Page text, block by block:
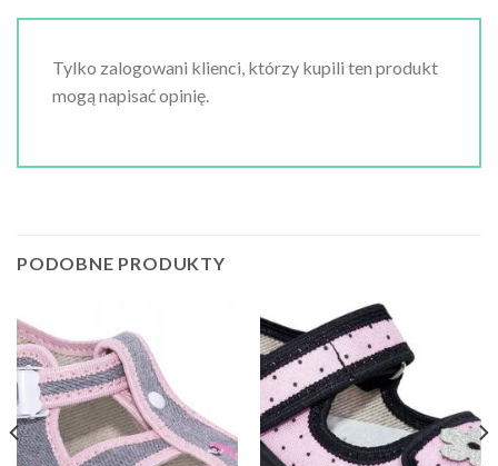
Tylko zalogowani klienci, którzy kupili ten produkt
mogą napisać opinię.
PODOBNE PRODUKTY